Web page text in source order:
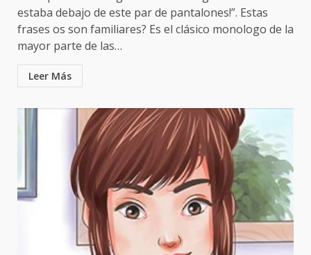
estaba debajo de este par de pantalones!”. Estas
frases os son familiares? Es el clásico monologo de la
mayor parte de las…
Leer Más